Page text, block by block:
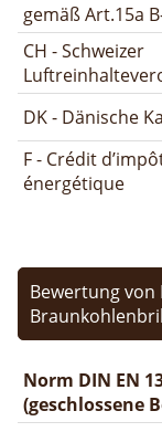
gemäß Art.15a
CH - Schweizer
DK - Dänische
F - Crédit
énergétique
Bewertung
Norm DIN EN
(geschlossene